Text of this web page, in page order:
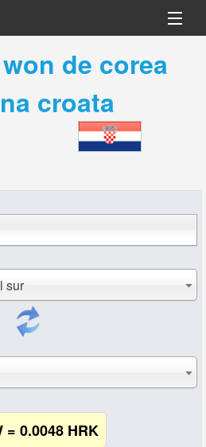
won de corea
croata
sur
= 0.0048 HRK